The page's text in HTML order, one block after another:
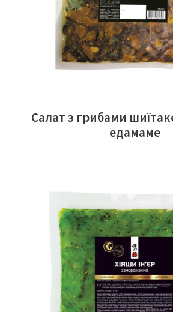
Салат з грибами
едамаме
ЧИТАТИ ДАЛІ